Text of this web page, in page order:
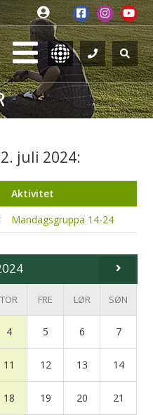
juli 2024:
Aktivitet
Mandagsgruppa 14-24
TOR FRE LØR SØN
4 5 6 7
11 12 13 14
18 19 20 21